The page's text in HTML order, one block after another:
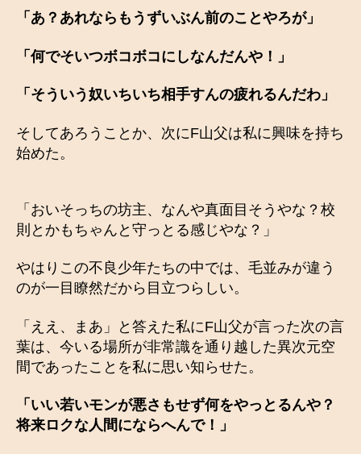
「あ？あれならもうずいぶん前のことやろが」
「何でそいつボコボコにしなんだんや！」
「そういう奴いちいち相手すんの疲れるんだわ」
そしてあろうことか、次にF山父は私に興味を持ち
始めた。
「おいそっちの坊主、なんや真面目そうやな？校
則とかもちゃんと守っとる感じやな？」
やはりこの不良少年たちの中では、毛並みが違う
のが一目瞭然だから目立つらしい。
「ええ、まあ」と答えた私にF山父が言った次の言
葉は、今いる場所が非常識を通り越した異次元空
間であったことを私に思い知らせた。
「いい若いモンが悪さもせず何をやっとるんや？
将来ロクな人間にならへんで！」